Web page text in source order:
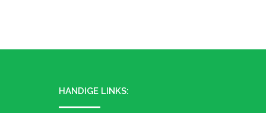
HANDIGE LINKS: